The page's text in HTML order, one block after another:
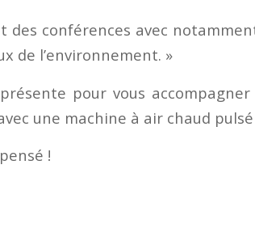
des conférences avec
de l’environnement. »
présente pour vous
une machine à air chaud
!